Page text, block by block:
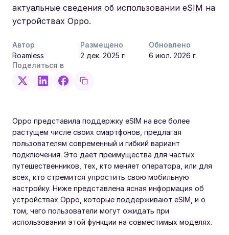
актуальные сведения об использовании eSIM на
устройствах Oppo.
Автор
Roamless
Размещено
2 дек. 2025 г.
Обновлено
6 июл. 2026 г.
Поделиться в
Oppo представила поддержку eSIM на все более
растущем числе своих смартфонов, предлагая
пользователям современный и гибкий вариант
подключения. Это дает преимущества для частых
путешественников, тех, кто меняет оператора, или для
всех, кто стремится упростить свою мобильную
настройку. Ниже представлена ясная информация об
устройствах Oppo, которые поддерживают eSIM, и о
том, чего пользователи могут ожидать при
использовании этой функции на совместимых моделях.